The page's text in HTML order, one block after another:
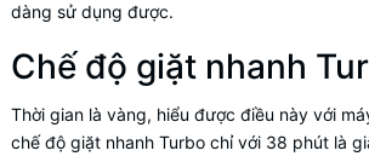
dàng sử dụng được.
Chế độ giặt nhanh
Thời gian là vàng, hiểu được điều này với
chế độ giặt nhanh Turbo chỉ với 38 phút là